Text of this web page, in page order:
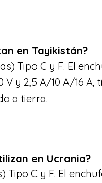
en Tayikistán?
Tipo C y F. El
y 2,5 A/10 A/16 A,
a tierra.
en Ucrania?
C y F. El